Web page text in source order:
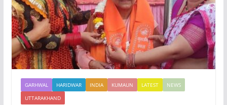
GARHWAL HARIDWAR INDIA KUMAUN LATEST
NEWS
UTTARAKHAND